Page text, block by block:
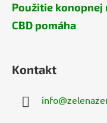
Použitie konopnej
CBD pomáha
Kontakt
info@